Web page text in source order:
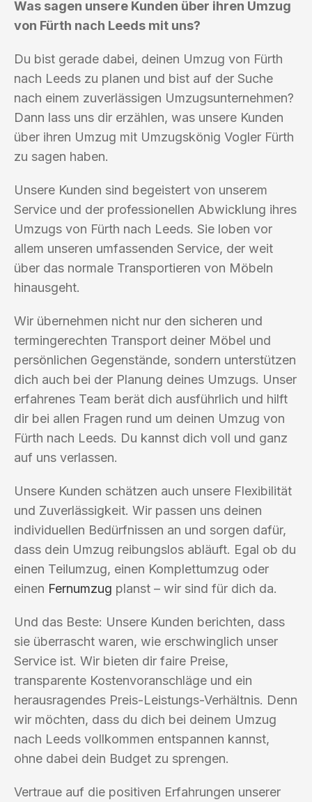
Was sagen unsere Kunden über ihren Umzug
von Fürth nach Leeds mit uns?
Du bist gerade dabei, deinen Umzug von Fürth
nach Leeds zu planen und bist auf der Suche
nach einem zuverlässigen Umzugsunternehmen?
Dann lass uns dir erzählen, was unsere Kunden
über ihren Umzug mit Umzugskönig Vogler Fürth
zu sagen haben.
Unsere Kunden sind begeistert von unserem
Service und der professionellen Abwicklung ihres
Umzugs von Fürth nach Leeds. Sie loben vor
allem unseren umfassenden Service, der weit
über das normale Transportieren von Möbeln
hinausgeht.
Wir übernehmen nicht nur den sicheren und
termingerechten Transport deiner Möbel und
persönlichen Gegenstände, sondern unterstützen
dich auch bei der Planung deines Umzugs. Unser
erfahrenes Team berät dich ausführlich und hilft
dir bei allen Fragen rund um deinen Umzug von
Fürth nach Leeds. Du kannst dich voll und ganz
auf uns verlassen.
Unsere Kunden schätzen auch unsere Flexibilität
und Zuverlässigkeit. Wir passen uns deinen
individuellen Bedürfnissen an und sorgen dafür,
dass dein Umzug reibungslos abläuft. Egal ob du
einen Teilumzug, einen Komplettumzug oder
einen Fernumzug planst – wir sind für dich da.
Und das Beste: Unsere Kunden berichten, dass
sie überrascht waren, wie erschwinglich unser
Service ist. Wir bieten dir faire Preise,
transparente Kostenvoranschläge und ein
herausragendes Preis-Leistungs-Verhältnis. Denn
wir möchten, dass du dich bei deinem Umzug
nach Leeds vollkommen entspannen kannst,
ohne dabei dein Budget zu sprengen.
Vertraue auf die positiven Erfahrungen unserer